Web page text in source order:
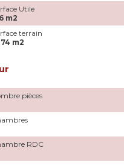
Utile
m2
terrain
m2
pièces
RDC